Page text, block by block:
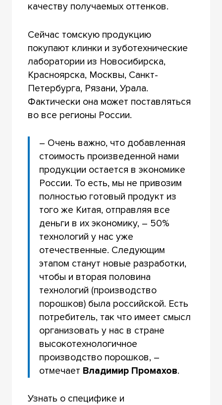
качеству получаемых оттенков.
Сейчас томскую продукцию
покупают клинки и зуботехнические
лаборатории из Новосибирска,
Красноярска, Москвы, Санкт-
Петербурга, Рязани, Урала.
Фактически она может поставляться
во все регионы России.
– Очень важно, что добавленная
стоимость произведенной нами
продукции остается в экономике
России. То есть, мы не привозим
полностью готовый продукт из
того же Китая, отправляя все
деньги в их экономику, – 50%
технологий у нас уже
отечественные. Следующим
этапом станут новые разработки,
чтобы и вторая половина
технологий (производство
порошков) была российской. Есть
потребитель, так что имеет смысл
организовать у нас в стране
высокотехнологичное
производство порошков, –
отмечает Владимир Промахов.
Узнать о специфике и